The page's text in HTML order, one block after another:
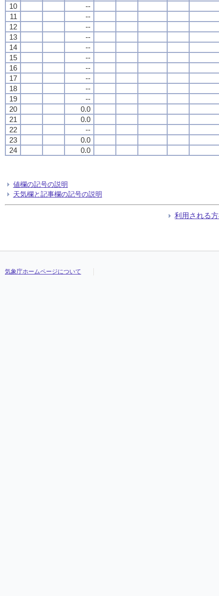
10
--
11
--
12
--
13
--
14
--
15
--
16
--
17
--
18
--
19
--
20
0.0
21
0.0
22
--
23
0.0
24
0.0
値欄の記号の説明
天気欄と記事欄の記号の説明
利用される
気象庁ホームページについて